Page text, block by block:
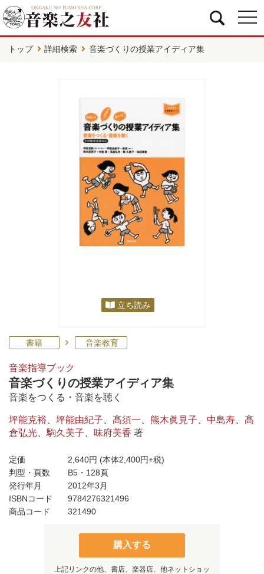
トップ 詳細検索 音楽づくりの授業アイディア集
立ち読み
書籍 音楽教育
音楽指導ブック
音楽づくりの授業アイディア集
音楽をつくる・音楽を聴く
坪能克裕 坪能由紀子 髙須一 熊木眞見子 中島寿
髙
倉弘光
駒久美子 味府美香 著
定価 2,640円 (本体2,400円+税)
判型・頁数
B5・128頁
発行年月
2012年3月
ISBNコード
9784276321496
商品コード
321490
購入する
上記リンクの他、書店、楽器店、他ネットショッ